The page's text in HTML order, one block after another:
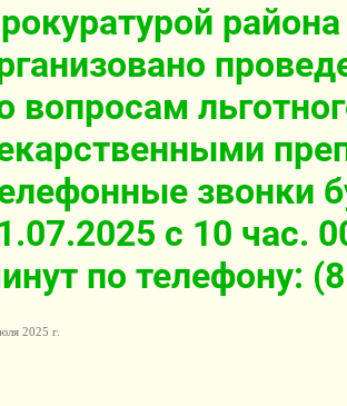
вопросам
звонки
с 10 час.
по телефону:
2025 г.